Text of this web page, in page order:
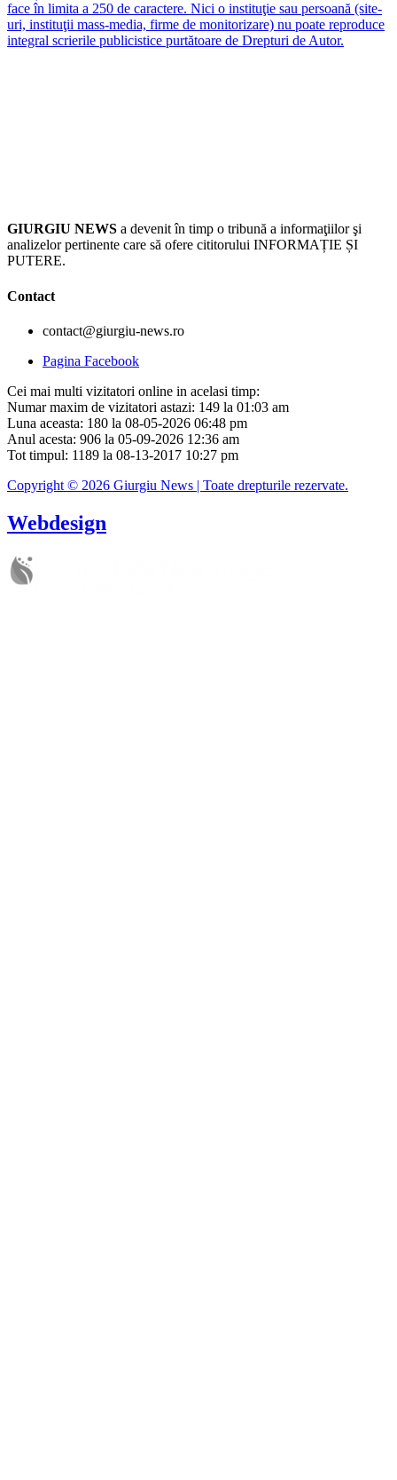
face în limita a 250 de caractere. Nici o instituţie sau persoană (site-
uri, instituţii mass-media, firme de monitorizare) nu poate reproduce
integral scrierile publicistice purtătoare de Drepturi de Autor.
GIURGIU NEWS a devenit în timp o tribună a informaţiilor şi
analizelor pertinente care să ofere cititorului INFORMAȚIE ȘI
PUTERE.
Contact
contact@giurgiu-news.ro
Pagina Facebook
Cei mai multi vizitatori online in acelasi timp:
Numar maxim de vizitatori astazi: 149 la 01:03 am
Luna aceasta: 180 la 08-05-2026 06:48 pm
Anul acesta: 906 la 05-09-2026 12:36 am
Tot timpul: 1189 la 08-13-2017 10:27 pm
Copyright © 2026 Giurgiu News | Toate drepturile rezervate.
Webdesign